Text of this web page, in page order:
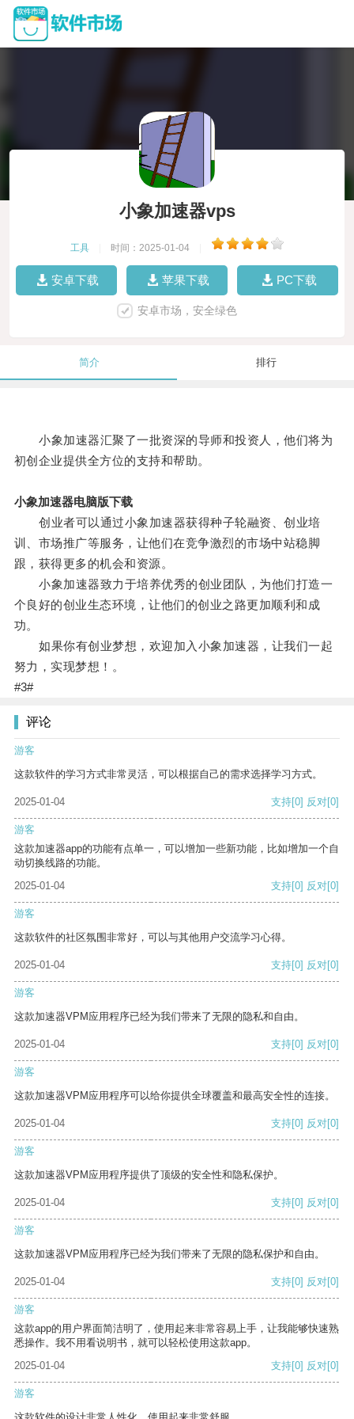
小象加速器vps
工具 时间：2025-01-04
安卓下载 苹果下载 PC下载
安卓市场，安全绿色
简介 排行
小象加速器汇聚了一批资深的导师和投资人，他们将为
初创企业提供全方位的支持和帮助。
小象加速器电脑版下载
创业者可以通过小象加速器获得种子轮融资、创业培
训、市场推广等服务，让他们在竞争激烈的市场中站稳脚
跟，获得更多的机会和资源。
小象加速器致力于培养优秀的创业团队，为他们打造一
个良好的创业生态环境，让他们的创业之路更加顺利和成
功。
如果你有创业梦想，欢迎加入小象加速器，让我们一起
努力，实现梦想！。
#3#
评论
游客
这款软件的学习方式非常灵活，可以根据自己的需求选择学习方式。
2025-01-04 支持[0] 反对[0]
游客
这款加速器app的功能有点单一，可以增加一些新功能，比如增加一个自
动切换线路的功能。
2025-01-04
支持[0] 反对[0]
游客
这款软件的社区氛围非常好，可以与其他用户交流学习心得。
2025-01-04 支持[0] 反对[0]
游客
这款加速器VPM应用程序已经为我们带来了无限的隐私和自由。
2025-01-04 支持[0] 反对[0]
游客
这款加速器VPM应用程序可以给你提供全球覆盖和最高安全性的连接。
2025-01-04 支持[0] 反对[0]
游客
这款加速器VPM应用程序提供了顶级的安全性和隐私保护。
2025-01-04 支持[0] 反对[0]
游客
这款加速器VPM应用程序已经为我们带来了无限的隐私保护和自由。
2025-01-04 支持[0] 反对[0]
游客
这款app的用户界面简洁明了，使用起来非常容易上手，让我能够快速熟
悉操作。我不用看说明书，就可以轻松使用这款app。
2025-01-04
支持[0] 反对[0]
游客